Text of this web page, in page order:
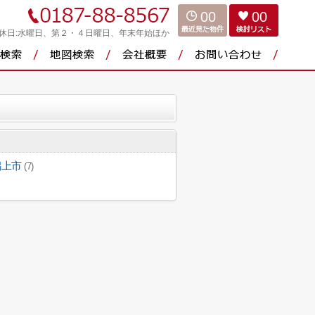
日:水曜日、第２・４日曜日、年末年始ほか
00 00
市 (7)